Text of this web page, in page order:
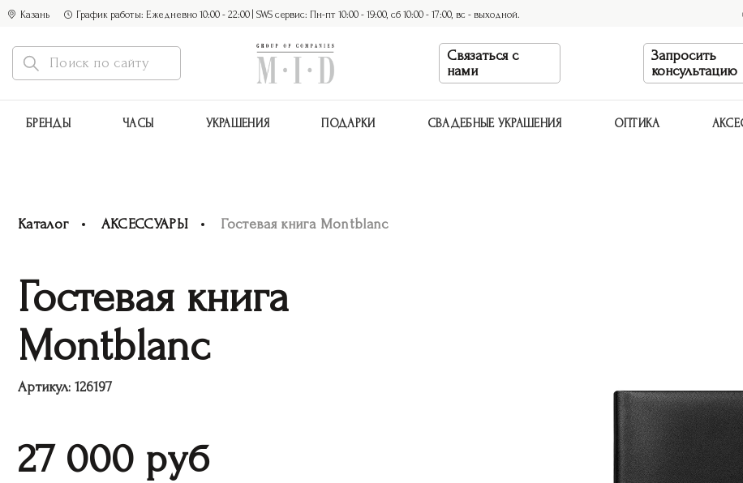
Казань График работы: Ежедневно 10:00 - 22:00 | SWS сервис: Пн-пт 10:00 - 19:00, сб 10:00 - 17:00, вс - выходной.
Связаться с
нами
Запросить
консультацию
БРЕНДЫ ЧАСЫ УКРАШЕНИЯ ПОДАРКИ СВАДЕБНЫЕ УКРАШЕНИЯ ОПТИКА
Каталог АКСЕССУАРЫ Гостевая книга Montblanc
Гостевая книга
Montblanc
Артикул: 126197
27 000 руб